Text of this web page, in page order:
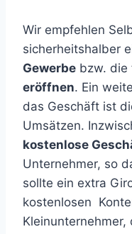
Wir empfehlen
sicherheitshalber
Gewerbe bzw. die
eröffnen. Ein
das Geschäft ist
Umsätzen.
kostenlose
Unternehmer, so
sollte ein extra
kostenlosen
Kleinunternehmer,